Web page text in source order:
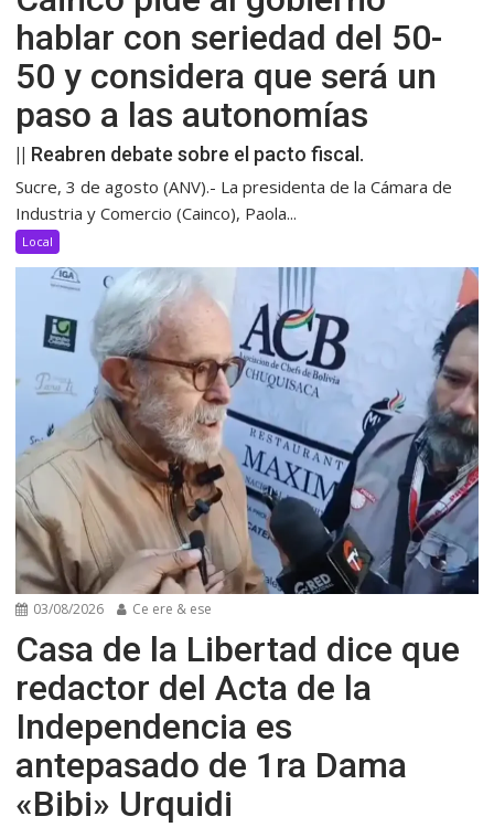
hablar con seriedad del 50-
50 y considera que será un
paso a las autonomías
|| Reabren debate sobre el pacto fiscal.
Sucre, 3 de agosto (ANV).- La presidenta de la Cámara de
Industria y Comercio (Cainco), Paola...
Local
03/08/2026 Ce ere & ese
Casa de la Libertad dice que
redactor del Acta de la
Independencia es
antepasado de 1ra Dama
«Bibi» Urquidi